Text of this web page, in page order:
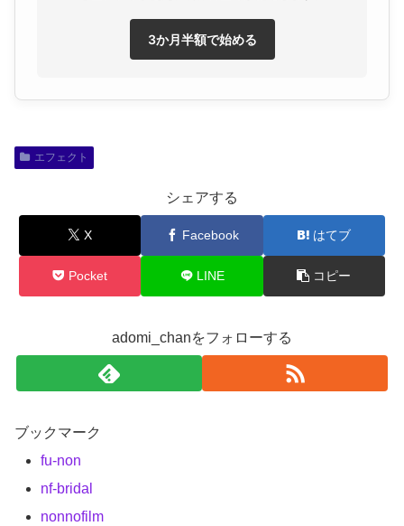
3か月半額で始める
エフェクト
シェアする
X Facebook はてブ
Pocket LINE コピー
adomi_chanをフォローする
ブックマーク
fu-non
nf-bridal
nonnofilm